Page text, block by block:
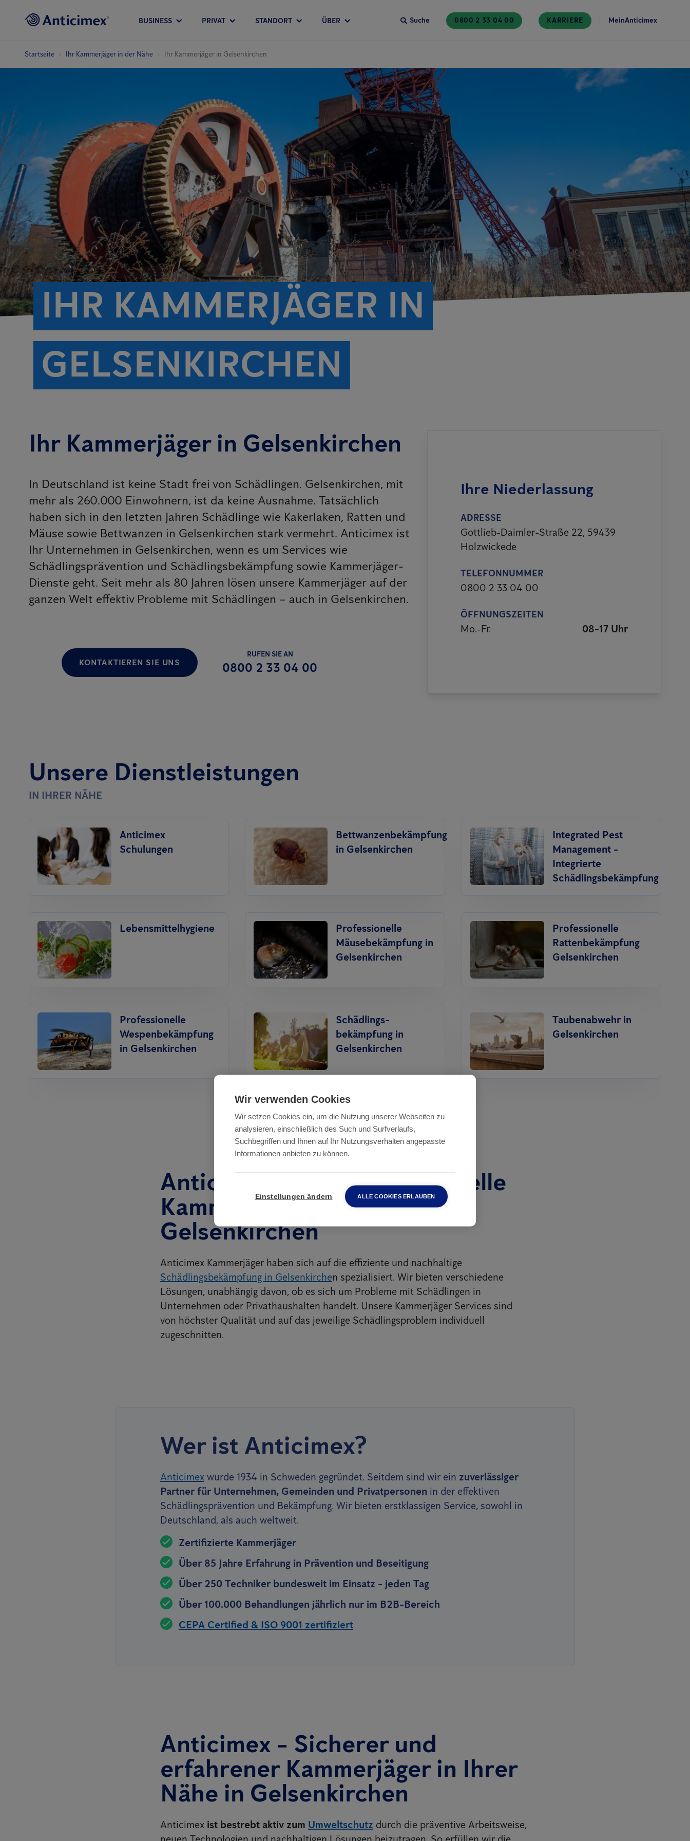
BUSINESS PRIVAT STANDORT ÜBER Suche 0800 2 33 04 00 KARRIERE MeinAnticimex
Startseite Ihr Kammerjäger in der Nähe Ihr Kammerjäger in Gelsenkirchen
IHR KAMMERJÄGER IN
GELSENKIRCHEN
Ihr Kammerjäger in Gelsenkirchen
In Deutschland ist keine Stadt frei von Schädlingen. Gelsenkirchen, mit
mehr als 260.000 Einwohnern, ist da keine Ausnahme. Tatsächlich
haben sich in den letzten Jahren Schädlinge wie Kakerlaken, Ratten und
Mäuse sowie Bettwanzen in Gelsenkirchen stark vermehrt. Anticimex ist
Ihr Unternehmen in Gelsenkirchen, wenn es um Services wie
Schädlingsprävention und Schädlingsbekämpfung sowie Kammerjäger-
Dienste geht. Seit mehr als 80 Jahren lösen unsere Kammerjäger auf der
ganzen Welt effektiv Probleme mit Schädlingen – auch in Gelsenkirchen.
KONTAKTIEREN SIE UNS
RUFEN SIE AN
0800 2 33 04 00
Ihre Niederlassung
ADRESSE
Gottlieb-Daimler-Straße 22, 59439
Holzwickede
TELEFONNUMMER
0800 2 33 04 00
ÖFFNUNGSZEITEN
Mo.-Fr. 08-17 Uhr
Unsere Dienstleistungen
IN IHRER NÄHE
Anticimex
Schulungen
Bettwanzenbekämpfung
in Gelsenkirchen
Integrated Pest
Management -
Integrierte
Schädlingsbekämpfung
Lebensmittelhygiene
Professionelle
Mäusebekämpfung in
Gelsenkirchen
Professionelle
Ratten­bekämpfung
Gelsenkirchen
Professionelle
Wespenbekämpfung
in Gelsenkirchen
Schädlings­
bekämpfung in
Gelsenkirchen
Taubenabwehr in
Gelsenkirchen
Anticimex bietet professionelle
Kammerjäger Services in
Gelsenkirchen
Anticimex Kammerjäger haben sich auf die effiziente und nachhaltige
Schädlingsbekämpfung in Gelsenkirchen spezialisiert. Wir bieten verschiedene
Lösungen, unabhängig davon, ob es sich um Probleme mit Schädlingen in
Unternehmen oder Privathaushalten handelt. Unsere Kammerjäger Services sind
von höchster Qualität und auf das jeweilige Schädlingsproblem individuell
zugeschnitten.
Wer ist Anticimex?
Anticimex wurde 1934 in Schweden gegründet. Seitdem sind wir ein zuverlässiger
Partner für Unternehmen, Gemeinden und Privatpersonen in der effektiven
Schädlingsprävention und Bekämpfung. Wir bieten erstklassigen Service, sowohl in
Deutschland, als auch weltweit.
Zertifizierte Kammerjäger
Über 85 Jahre Erfahrung in Prävention und Beseitigung
Über 250 Techniker bundesweit im Einsatz - jeden Tag
Über 100.000 Behandlungen jährlich nur im B2B-Bereich
CEPA Certified & ISO 9001 zertifiziert
Anticimex - Sicherer und
erfahrener Kammerjäger in Ihrer
Nähe in Gelsenkirchen
Anticimex ist bestrebt aktiv zum Umweltschutz durch die präventive Arbeitsweise,
Wir verwenden Cookies
Wir setzen Cookies ein, um die Nutzung unserer Webseiten zu
analysieren, einschließlich des Such und Surfverlaufs,
Suchbegriffen und Ihnen auf Ihr Nutzungsverhalten angepasste
Informationen anbieten zu können.
Einstellungen ändern ALLE COOKIES ERLAUBEN